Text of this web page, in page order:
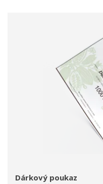
Dárkový poukaz